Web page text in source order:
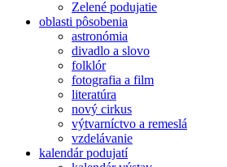
Zelené podujatie
oblasti pôsobenia
astronómia
divadlo a slovo
folklór
fotografia a film
literatúra
nový cirkus
výtvarníctvo a remeslá
vzdelávanie
kalendár podujatí